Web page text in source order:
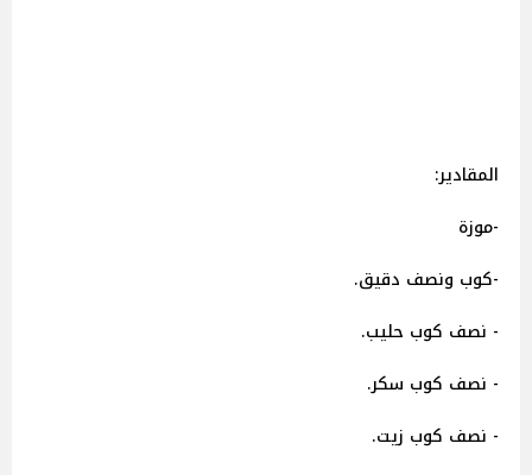
المقادير:
-موزة
-كوب ونصف دقيق.
- نصف كوب حليب.
- نصف كوب سكر.
- نصف كوب زيت.